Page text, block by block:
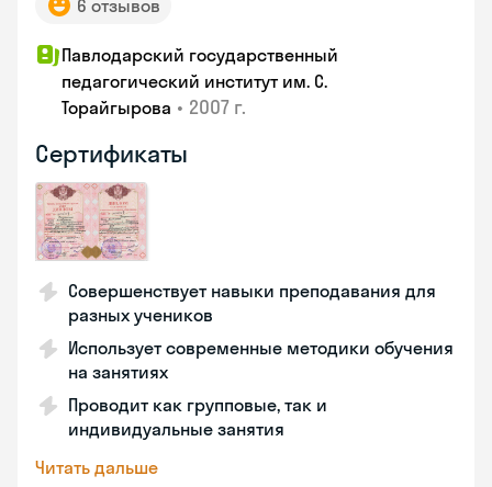
6 отзывов
Павлодарский государственный
педагогический институт им. С.
Торайгырова • 2007 г.
Сертификаты
Совершенствует навыки преподавания для
разных учеников
Использует современные методики обучения
на занятиях
Проводит как групповые, так и
индивидуальные занятия
Читать дальше